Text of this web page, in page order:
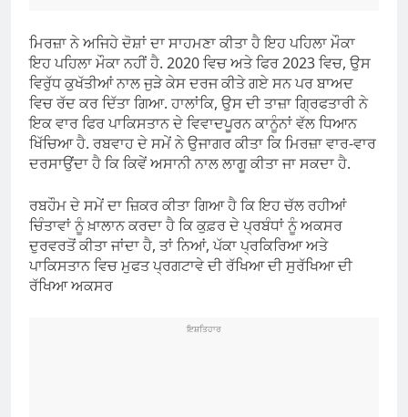
ਮਿਰਜ਼ਾ ਨੇ ਅਜਿਹੇ ਦੋਸ਼ਾਂ ਦਾ ਸਾਹਮਣਾ ਕੀਤਾ ਹੈ ਇਹ ਪਹਿਲਾ ਮੌਕਾ
ਇਹ ਪਹਿਲਾ ਮੌਕਾ ਨਹੀਂ ਹੈ. 2020 ਵਿਚ ਅਤੇ ਫਿਰ 2023 ਵਿਚ, ਉਸ
ਵਿਰੁੱਧ ਕੁਖੱਤੀਆਂ ਨਾਲ ਜੁੜੇ ਕੇਸ ਦਰਜ ਕੀਤੇ ਗਏ ਸਨ ਪਰ ਬਾਅਦ
ਵਿਚ ਰੱਦ ਕਰ ਦਿੱਤਾ ਗਿਆ. ਹਾਲਾਂਕਿ, ਉਸ ਦੀ ਤਾਜ਼ਾ ਗ੍ਰਿਫਤਾਰੀ ਨੇ
ਇਕ ਵਾਰ ਫਿਰ ਪਾਕਿਸਤਾਨ ਦੇ ਵਿਵਾਦਪੂਰਨ ਕਾਨੂੰਨਾਂ ਵੱਲ ਧਿਆਨ
ਖਿੱਚਿਆ ਹੈ. ਰਬਵਾਹ ਦੇ ਸਮੇਂ ਨੇ ਉਜਾਗਰ ਕੀਤਾ ਕਿ ਮਿਰਜ਼ਾ ਵਾਰ-ਵਾਰ
ਦਰਸਾਉਂਦਾ ਹੈ ਕਿ ਕਿਵੇਂ ਅਸਾਨੀ ਨਾਲ ਲਾਗੂ ਕੀਤਾ ਜਾ ਸਕਦਾ ਹੈ.
ਰਬਹੌਮ ਦੇ ਸਮੇਂ ਦਾ ਜ਼ਿਕਰ ਕੀਤਾ ਗਿਆ ਹੈ ਕਿ ਇਹ ਚੱਲ ਰਹੀਆਂ
ਚਿੰਤਾਵਾਂ ਨੂੰ ਖ਼ਾਲਾਨ ਕਰਦਾ ਹੈ ਕਿ ਕੁਫ਼ਰ ਦੇ ਪ੍ਰਬੰਧਾਂ ਨੂੰ ਅਕਸਰ
ਦੁਰਵਰਤੋਂ ਕੀਤਾ ਜਾਂਦਾ ਹੈ, ਤਾਂ ਨਿਆਂ, ਪੱਕਾ ਪ੍ਰਕਿਰਿਆ ਅਤੇ
ਪਾਕਿਸਤਾਨ ਵਿਚ ਮੁਫਤ ਪ੍ਰਗਟਾਵੇ ਦੀ ਰੱਖਿਆ ਦੀ ਸੁਰੱਖਿਆ ਦੀ
ਰੱਖਿਆ ਅਕਸਰ
ਇਸ਼ਤਿਹਾਰ